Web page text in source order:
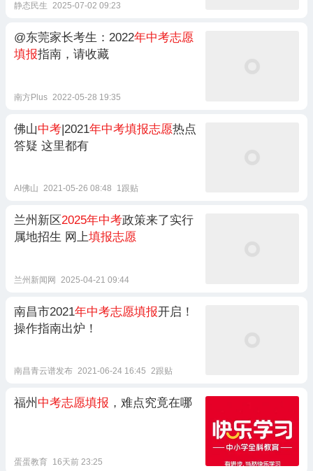
静态民生 2025-07-02 09:23
@东莞家长考生：2022年中考志愿
填报指南，请收藏
南方Plus 2022-05-28 19:35
佛山中考|2021年中考填报志愿热点
答疑 这里都有
AI佛山 2021-05-26 08:48 1跟贴
兰州新区2025年中考政策来了实行
属地招生 网上填报志愿
兰州新闻网 2025-04-21 09:44
南昌市2021年中考志愿填报开启！
操作指南出炉！
南昌青云谱发布 2021-06-24 16:45 2跟贴
福州 中考志愿填报 ，难点究竟在哪
蛋蛋教育 16天前 23:25